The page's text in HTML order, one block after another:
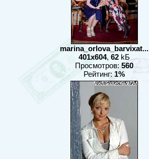
marina_orlova_barvixat...
401x604, 62 kБ
Просмотров:560
Рейтинг:1%